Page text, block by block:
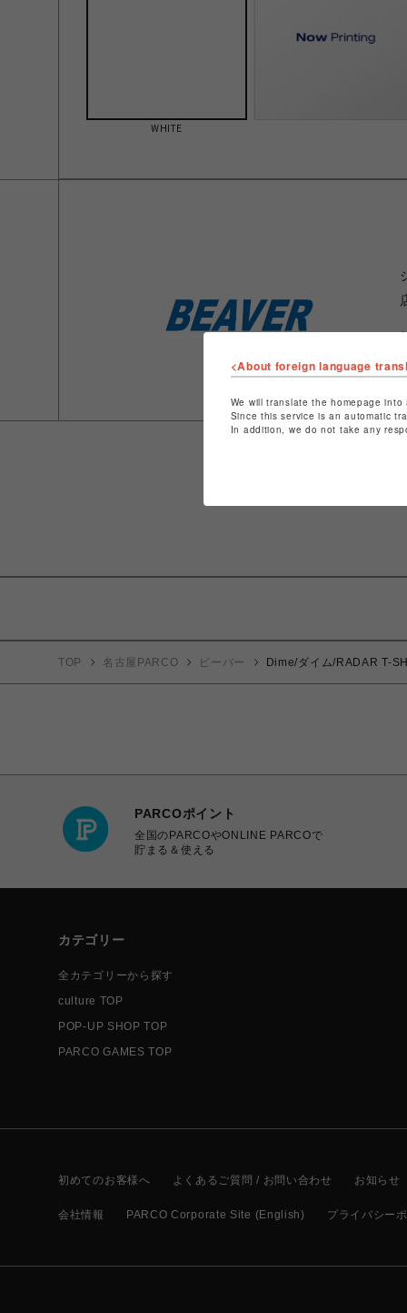
WHITE
TOP 名古屋PARCO ビーバー Dime/ダイム/RADAR T-
PARCOポイント
全国のPARCOやONLINE PARCOで
貯まる＆使える
カテゴリー
全カテゴリーから探す
culture TOP
POP-UP SHOP TOP
PARCO GAMES TOP
初めてのお客様へ よくあるご質問 / お問い合わせ お知らせ
会社情報 PARCO Corporate Site (English) プライバシー
<About foreign language
We will translate the homepage
Since this service is an automatic
In addition, we do not take any